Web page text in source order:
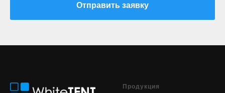
Отправить заявку
Продукция